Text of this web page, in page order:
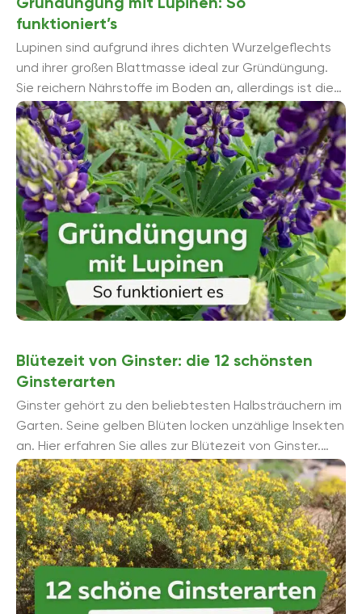
funktioniert’s
Lupinen sind aufgrund ihres dichten Wurzelgeflechts
und ihrer großen Blattmasse ideal zur Gründüngung.
Sie reichern Nährstoffe im Boden an, allerdings ist die
Einarbeitung etwas aufwendiger, da ...
Blütezeit von Ginster: die 12 schönsten
Ginsterarten
Ginster gehört zu den beliebtesten Halbsträuchern im
Garten. Seine gelben Blüten locken unzählige Insekten
an. Hier erfahren Sie alles zur Blütezeit von Ginster.
Außerdem ...